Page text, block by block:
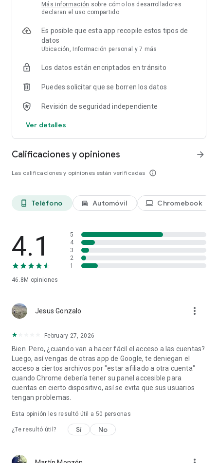
• SINCRONIZACIÓN ENTRE DISPOSITIVOS: Guarda tus
accede a ellos fácilmente cuando ingreses a Chrome en tu
teléfono, computadora o tablet.
• GRUPOS DE PESTAÑAS: Crea grupos de pestañas para
• AUTOCOMPLETAR: Ahorra tiempo con la función de
guardados.
La disponibilidad de la función varía según el país y el idioma.
respuestas.
Más información sobre cómo los desarrolladores
declaran el uso compartido
Es posible que esta app recopile estos tipos de
datos
Ubicación, Información personal y 7 más
Los datos están encriptados en tránsito
Puedes solicitar que se borren los datos
Revisión de seguridad independiente
Ver detalles
Calificaciones y opiniones
Las calificaciones y opiniones están verificadas info_outline
arrow_forward
phone_android Teléfono directions_car_filled Automóvil laptop Chromebook
4.1
46.8M opiniones
5
4
3
2
1
Jesus Gonzalo more_vert
February 27, 2026
Bien. Pero, ¿cuando van a hacer fácil el acceso a las cuentas?
Luego, así vengas de otras app de Google, te deniegan el
acceso a ciertos archivos por "estar afiliado a otra cuenta"
cuando Chrome debería tener su panel accesible para
cuentas en cierto dispositivo, así se evita que sus usuarios
tengan problemas.
Esta opinión les resultó útil a 50 personas
¿Te resultó útil? Sí No